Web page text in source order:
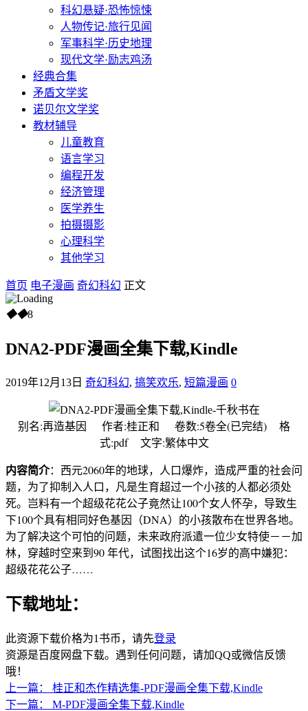
科幻悬疑·恐怖惊悚
人物传记·旅行见闻
军事科学·历史地理
现代文学·励志鸡汤
经典合集
矛盾文学奖
诺贝尔文学奖
教材辅导
儿童教育
语言学习
编程开发
经济管理
医学养生
拍摄摄影
心理科学
其他学习
首页 电子漫画 奇幻科幻 正文
◆◆8
DNA2-PDF漫画全集下载,Kindle
2019年12月13日 奇幻科幻, 搞笑欢乐, 短篇漫画 0
别名:再造基因 作者:桂正和 卷数:5卷全(已完结) 格
式:pdf 文字:繁体中文
内容简介：西元2060年的地球，人口爆炸，造成严重的社会问
题，为了抑制入人口，凡是生育超过一个小孩的人都必须处
死。岂料有一个超级花花公子竟然让100个女人怀孕，导致生
下100个具有相同好色基因（DNA）的小孩散布在世界各地。
为了解决这个可怕的问题，未来政府派遣一位少女特使－－加
林，穿越时空来到90 年代，试图找出这个16岁的高中嫌犯：
超级花花公子……
下载地址：
此资源下载价格为1 书币，请先登录
资源是百度网盘下载。遇到任何问题，请加QQ或微信反馈
哦！
上一篇：
桂正和杰作精选集-PDF漫画全集下载,Kindle
下一篇：
M-PDF漫画全集下载,Kindle